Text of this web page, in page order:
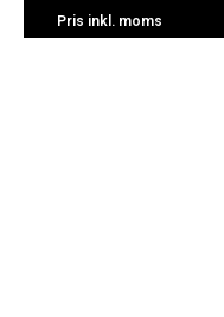
Pris inkl. moms